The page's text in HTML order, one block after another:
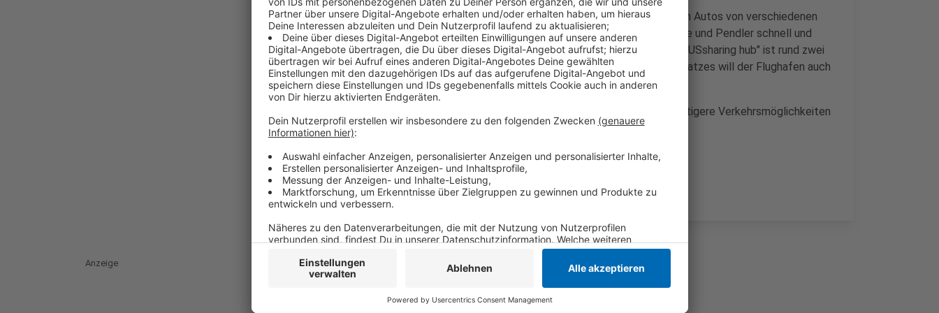
An einem zentralen Punkt sollen E-Scooter, Roller, Räder und auch Autos von verschiedenen
Anbietern ausgeliehen und abgestellt werden. So sollen Fluggäste und Pendler schnell und
unkompliziert verschiedene Verkehrsmittel nutzen können. Der "DUSsharing hub" ist rund zwei
Minuten vom Terminal entfernt. Mit der Errichtung des Sharing-Platzes will der Flughafen auch
einen Beitrag zur Europäischen Mobilitätswoche leisten. -
Das ist eine Aktion der Europäischen Kommission, die uns nachhaltigere Verkehrsmöglichkeiten
nahbringen möchte.
Anzeige
Anzeige